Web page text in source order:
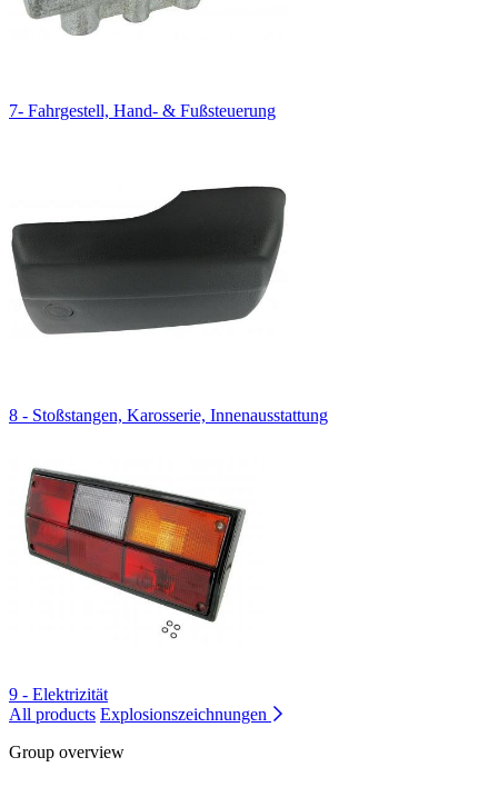
7- Fahrgestell, Hand- & Fußsteuerung
8 - Stoßstangen, Karosserie, Innenausstattung
9 - Elektrizität
All products Explosionszeichnungen
Group overview